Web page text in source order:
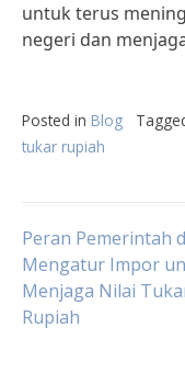
untuk terus
negeri dan
Posted in Blog
tukar rupiah
Post
Peran Pemerintah
Mengatur Impor
Menjaga Nilai
Rupiah